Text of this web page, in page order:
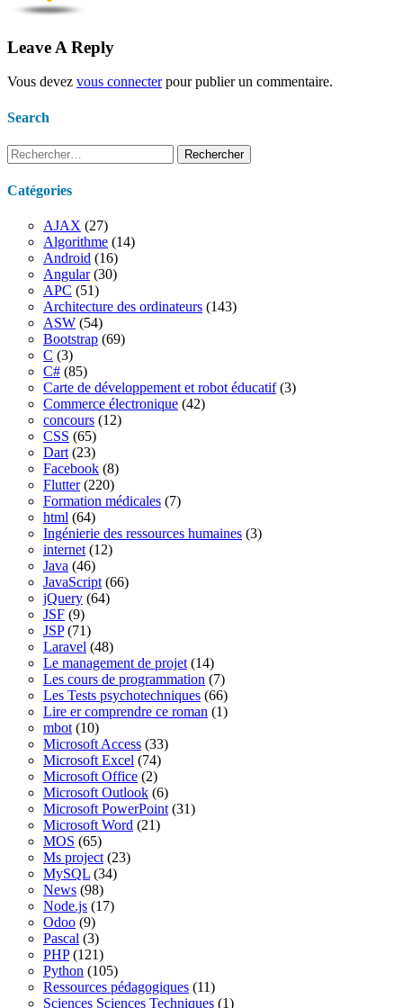
Leave A Reply
Vous devez vous connecterpour publier un commentaire.
Search
Rechercher :
Catégories
AJAX (27)
Algorithme (14)
Android (16)
Angular(30)
APC (51)
Architecture des ordinateurs (143)
ASW (54)
Bootstrap (69)
C (3)
C# (85)
Carte de développement et robot éducatif(3)
Commerce électronique (42)
concours (12)
CSS (65)
Dart (23)
Facebook (8)
Flutter(220)
Formation médicales (7)
html (64)
Ingénierie des ressources humaines (3)
internet (12)
Java (46)
JavaScript (66)
jQuery (64)
JSF (9)
JSP(71)
Laravel (48)
Le management de projet (14)
Les cours de programmation (7)
Les Tests psychotechniques (66)
Lire er comprendre ce roman (1)
mbot (10)
Microsoft Access (33)
Microsoft Excel (74)
Microsoft Office (2)
Microsoft Outlook (6)
Microsoft PowerPoint (31)
Microsoft Word (21)
MOS (65)
Ms project (23)
MySQL (34)
News (98)
Node.js (17)
Odoo (9)
Pascal (3)
PHP(121)
Python (105)
Ressources pédagogiques (11)
Sciences Sciences Techniques (1)